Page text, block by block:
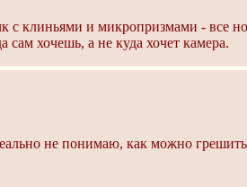
клиньями и микропризмами - все
хочешь, а не куда хочет камера.
не понимаю, как можно